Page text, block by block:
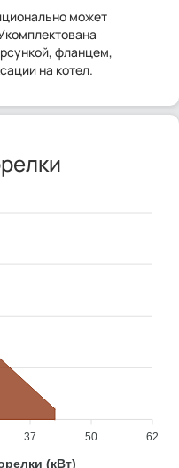
может
фланцем,
на котел.
37 50 62
(кВт)